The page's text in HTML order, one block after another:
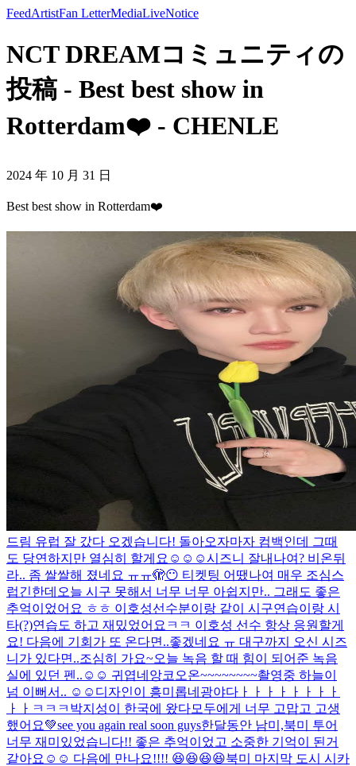
FeedArtistFan LetterMediaLiveNotice
NCT DREAMコミュニティの
投稿 - Best best show in
Rotterdam❤️ - CHENLE
2024 年 10 月 31 日
Best best show in Rotterdam❤️
드림 유럽 잘 갔다 오겠습니다! 돌아오자마자 컴백인데 그때
도 당연하지만 열심히 할게요☺️☺️☺️시즈니 잘내나여? 비온뒤
라.. 좀 쌀쌀해 졌네요 ㅠㅠ🫣😶 티켓팅 어땠나여 매우 조심스
럽긴한데 오늘 시구 못해서 너무 너무 아쉽지만.. 그래도 좋은
추억이었어요 ㅎㅎ 이호성선수분이랑 같이 시구연습이랑 시
타(?)연습도 하고 재밌었어요ㅋㅋ 이호성 선수 항상 응원할게
요! 다음에 기회가 또 온다면..좋겠네요 ㅠ 대구까지 오신 시즈
니가 있다면..조심히 가요~오늘 녹음 할 때 힘이 되어준 녹음
실에 있던 펜..☺️☺️ 귀엽네 앙코오온~~~~~~~~촬영중 하늘이
넘 이뻐서.. ☺️☺️ 디자인이 흥미롭네 광야다ㅏㅏㅏㅏㅏㅏㅏㅏ
ㅏㅏㅋㅋㅋ 박지성이 한국에 왔다모두에게 너무 고맙고 고생
했어요💚see you again real soon guys한달동안 남미,북미 투어
너무 재미있었습니다!! 좋은 추억이었고 소중한 기억이 된거
같아요☺️☺️ 다음에 만나요!!!! 😆😆😆😆북미 마지막 도시 시카